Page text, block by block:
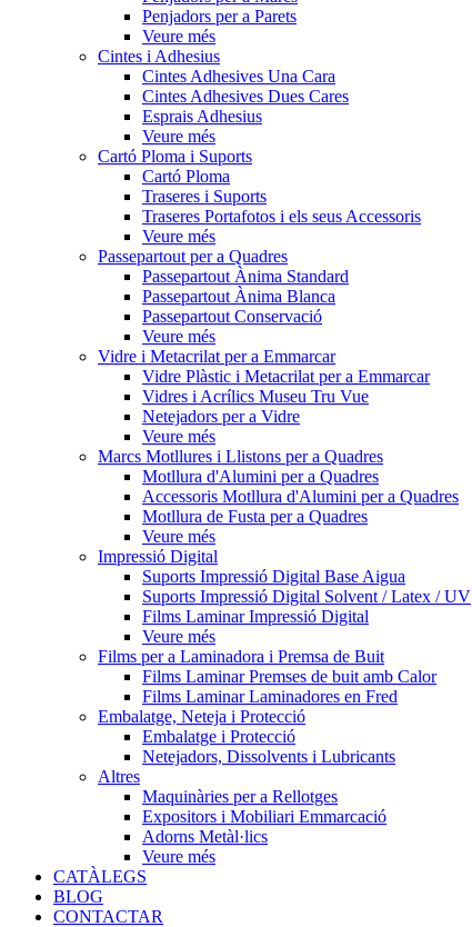
Penjadors per a Parets
Veure més
Cintes i Adhesius
Cintes Adhesives Una Cara
Cintes Adhesives Dues Cares
Esprais Adhesius
Veure més
Cartó Ploma i Suports
Cartó Ploma
Traseres i Suports
Traseres Portafotos i els seus Accessoris
Veure més
Passepartout per a Quadres
Passepartout Ànima Standard
Passepartout Ànima Blanca
Passepartout Conservació
Veure més
Vidre i Metacrilat per a Emmarcar
Vidre Plàstic i Metacrilat per a Emmarcar
Vidres i Acrílics Museu Tru Vue
Netejadors per a Vidre
Veure més
Marcs Motllures i Llistons per a Quadres
Motllura d'Alumini per a Quadres
Accessoris Motllura d'Alumini per a Quadres
Motllura de Fusta per a Quadres
Veure més
Impressió Digital
Suports Impressió Digital Base Aigua
Suports Impressió Digital Solvent / Latex / UV
Films Laminar Impressió Digital
Veure més
Films per a Laminadora i Premsa de Buit
Films Laminar Premses de buit amb Calor
Films Laminar Laminadores en Fred
Embalatge, Neteja i Protecció
Embalatge i Protecció
Netejadors, Dissolvents i Lubricants
Altres
Maquinàries per a Rellotges
Expositors i Mobiliari Emmarcació
Adorns Metàl·lics
Veure més
CATÀLEGS
BLOG
CONTACTAR